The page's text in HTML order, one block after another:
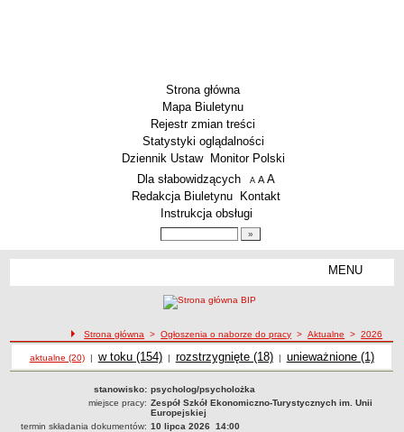
Strona główna
Mapa Biuletynu
Rejestr zmian treści
Statystyki oglądalności
Dziennik Ustaw
Monitor Polski
Menu dodatkowe
Dla słabowidzących A pomniejsz czcionkę
A standardowy rozmiar czcionki
A
Redakcja Biuletynu
Kontakt
Instrukcja obsługi
MENU
Żłobki i przedszkola
Szkoły podstawowe
Inne placówki
PRACA W PLACÓWKACH OŚWIATWYCH
Strona główna >Ogłoszenia o naborze do pracy >Aktualne >2026
Ogłoszenia o naborze
aktualne (20)| Ogłoszenia o naborze
w toku (154)| Ogłoszenia o naborze
rozstrzygnięte (18)| Ogłoszenia o naborze
unieważnione (1)
stanowisko: psycholog/psycholożka
miejsce pracy: Zespół Szkół Ekonomiczno-Turystycznych im. Unii
Europejskiej
termin składania dokumentów: 10 lipca 2026 14:00